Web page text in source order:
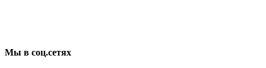
Мы в соц.сетях